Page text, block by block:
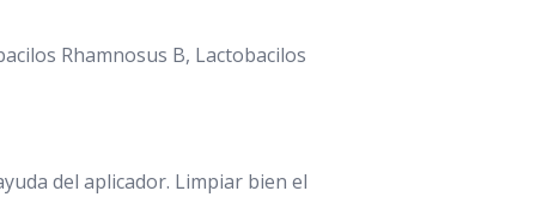
Rhamnosus B, Lactobacilos
del aplicador. Limpiar bien el